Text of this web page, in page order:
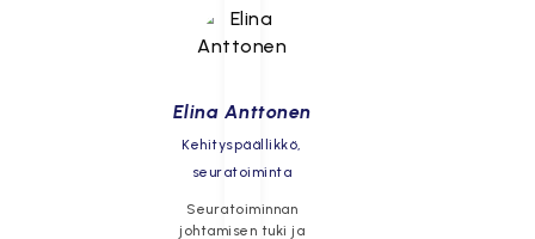
Elina Anttonen
Kehityspäällikkö,
seuratoiminta
Seuratoiminnan
johtamisen tuki ja